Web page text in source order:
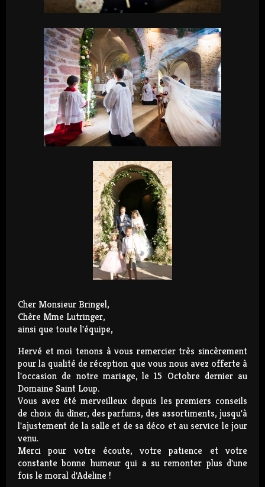
Cher Monsieur Bringel,
Chère Mme Lutringer,
ainsi que toute l'équipe,
Hervé et moi tenons à vous remercier très sincèrement
pour la qualité de réception que vous nous avez offerte à
l'occasion de notre mariage, le 15 Octobre dernier au
Domaine Saint Loup.
Vous avez été merveilleux depuis les premiers conseils
de choix du dîner, des parfums, des assortiments, jusqu'à
l'ajustement de la salle et de sa déco et au service le jour
venu.
Merci pour votre écoute, votre patience et votre
constante bonne humeur qui a su remonter plus d'une
fois le moral d'Adeline !